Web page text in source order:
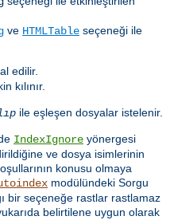
ve HTMLTable seçeneği ile
edilir.
kılınır.
ile eşleşen dosyalar istelenir.
IndexIgnore yönergesi
ve dosya isimlerinin
konusu olmaya
modülündeki Sorgu
bir seçeneğe rastlar rastlamaz
belirtilene uygun olarak